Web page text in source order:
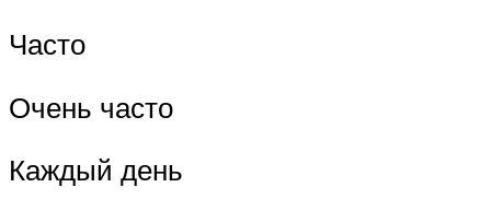
Часто
Очень часто
Каждый день